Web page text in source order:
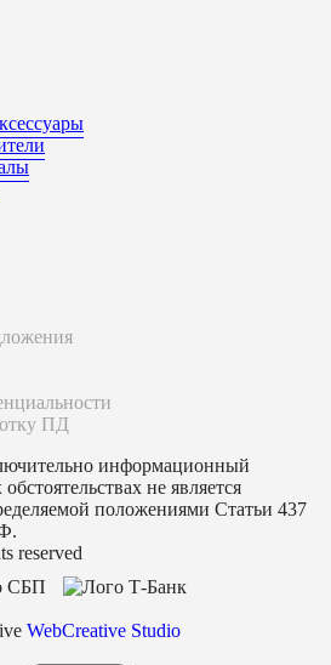
ПД
информационный
не является
положениями Статьи 437
reserved
WebCreative Studio